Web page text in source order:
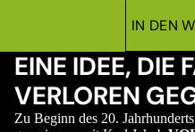
IN DEN
EINE IDEE, DIE
VERLOREN
Zu Beginn des 20.